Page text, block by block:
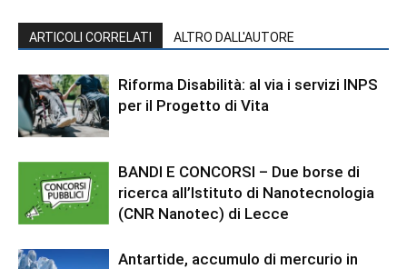
ARTICOLI CORRELATI ALTRO DALL'AUTORE
Riforma Disabilità: al via i servizi INPS
per il Progetto di Vita
BANDI E CONCORSI – Due borse di
ricerca all’Istituto di Nanotecnologia
(CNR Nanotec) di Lecce
Antartide, accumulo di mercurio in